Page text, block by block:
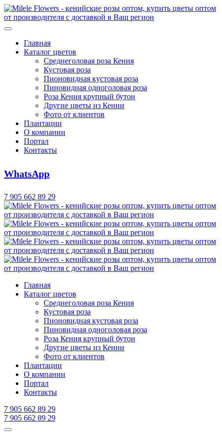
Главная
Каталог цветов
Среднеголовая роза Кения
Кустовая роза
Пионовидная кустовая роза
Пиновидная одноголовая роза
Роза Кения крупный бутон
Другие цветы из Кении
Фото от клиентов
Плантации
О компании
Портал
Контакты
WhatsApp
7 905 662 89 29
Главная
Каталог цветов
Среднеголовая роза Кения
Кустовая роза
Пионовидная кустовая роза
Пиновидная одноголовая роза
Роза Кения крупный бутон
Другие цветы из Кении
Фото от клиентов
Плантации
О компании
Портал
Контакты
7 905 662 89 29
7 905 662 89 29